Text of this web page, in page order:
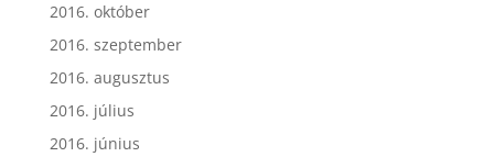
2016. október
2016. szeptember
2016. augusztus
2016. július
2016. június